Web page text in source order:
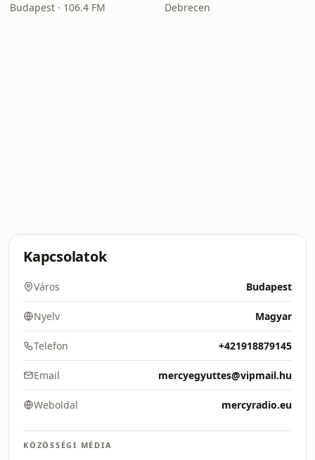
Budapest · 106.4 FM Debrecen
Kapcsolatok
Város Budapest
Nyelv Magyar
Telefon +421918879145
Email mercyegyuttes@vipmail.hu
Weboldal mercyradio.eu
KÖZÖSSÉGI MÉDIA